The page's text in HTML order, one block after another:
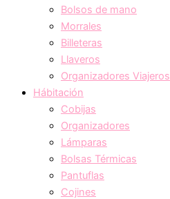
Bolsos de mano
Morrales
Billeteras
Llaveros
Organizadores Viajeros
Hábitación
Cobijas
Organizadores
Lámparas
Bolsas Térmicas
Pantuflas
Cojines